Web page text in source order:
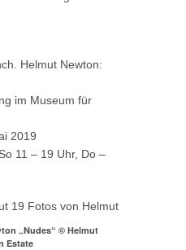
Helmut Newton:
im Museum für
2019
11 – 19 Uhr, Do –
19 Fotos von Helmut
„Nudes“ © Helmut
Estate